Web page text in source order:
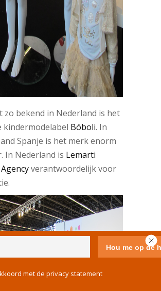
zo bekend in Nederland is het
kindermodelabel Bóboli. In
Spanje is het merk enorm
In Nederland is Lemarti
verantwoordelijk voor
met de privacy statement